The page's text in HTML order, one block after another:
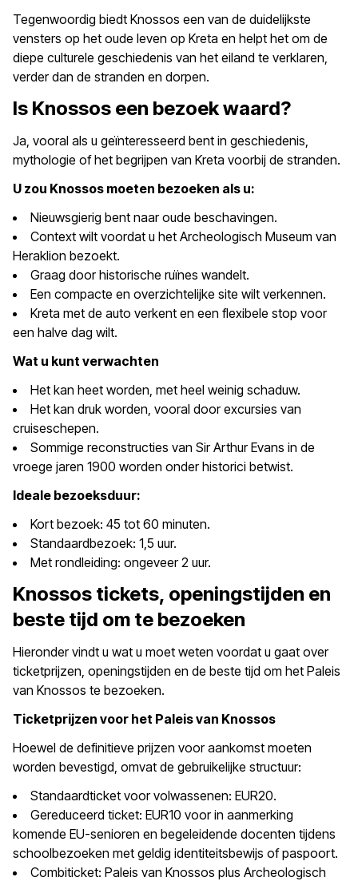
Tegenwoordig biedt Knossos een van de duidelijkste
vensters op het oude leven op Kreta en helpt het om de
diepe culturele geschiedenis van het eiland te verklaren,
verder dan de stranden en dorpen.
Is Knossos een bezoek waard?
Ja, vooral als u geïnteresseerd bent in geschiedenis,
mythologie of het begrijpen van Kreta voorbij de stranden.
U zou Knossos moeten bezoeken als u:
Nieuwsgierig bent naar oude beschavingen.
Context wilt voordat u het Archeologisch Museum van
Heraklion bezoekt.
Graag door historische ruïnes wandelt.
Een compacte en overzichtelijke site wilt verkennen.
Kreta met de auto verkent en een flexibele stop voor
een halve dag wilt.
Wat u kunt verwachten
Het kan heet worden, met heel weinig schaduw.
Het kan druk worden, vooral door excursies van
cruiseschepen.
Sommige reconstructies van Sir Arthur Evans in de
vroege jaren 1900 worden onder historici betwist.
Ideale bezoeksduur:
Kort bezoek: 45 tot 60 minuten.
Standaardbezoek: 1,5 uur.
Met rondleiding: ongeveer 2 uur.
Knossos tickets, openingstijden en
beste tijd om te bezoeken
Hieronder vindt u wat u moet weten voordat u gaat over
ticketprijzen, openingstijden en de beste tijd om het Paleis
van Knossos te bezoeken.
Ticketprijzen voor het Paleis van Knossos
Hoewel de definitieve prijzen voor aankomst moeten
worden bevestigd, omvat de gebruikelijke structuur:
Standaardticket voor volwassenen: EUR20.
Gereduceerd ticket: EUR10 voor in aanmerking
komende EU-senioren en begeleidende docenten tijdens
schoolbezoeken met geldig identiteitsbewijs of paspoort.
Combiticket: Paleis van Knossos plus Archeologisch